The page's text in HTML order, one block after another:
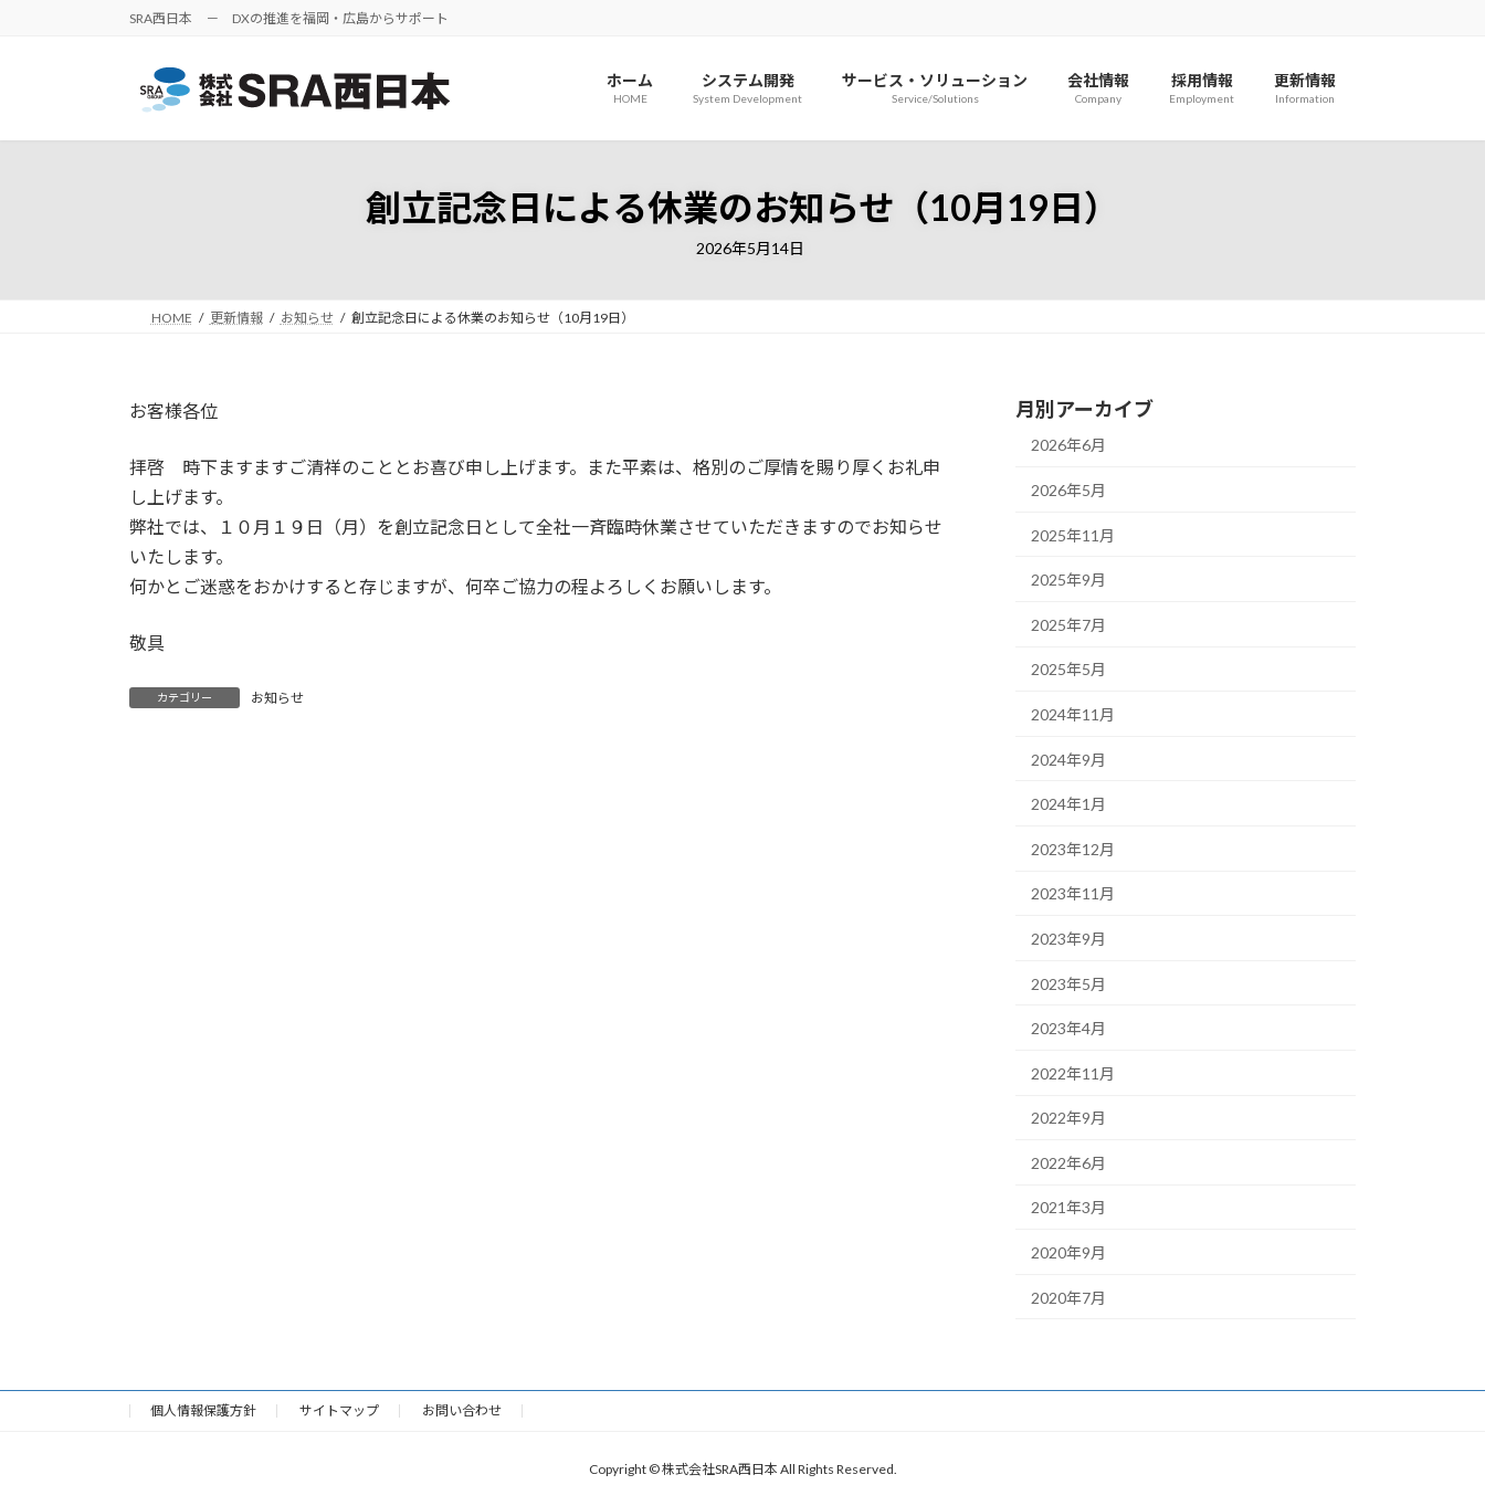
へ
ョ
SRA西日本 － DXの推進を福岡・広島からサポート
ホーム
HOME
システム開発
System Development
サービス・ソリューション
Service/Solutions
会社情報
Company
採用情報
Employment
更新情報
Information
創立記念日による休業のお知らせ（10月19日）
2026年5月14日
HOME 更新情報 お知らせ 創立記念日による休業のお知らせ（10月19日）
お客様各位
拝啓 時下ますますご清祥のこととお喜び申し上げます。また平素は、格別のご厚情を賜り厚くお礼申
し上げます。
弊社では、１０月１９日（月）を創立記念日として全社一斉臨時休業させていただきますのでお知らせ
いたします。
何かとご迷惑をおかけすると存じますが、何卒ご協力の程よろしくお願いします。
敬具
カテゴリー お知らせ
月別アーカイブ
2026年6月
2026年5月
2025年11月
2025年9月
2025年7月
2025年5月
2024年11月
2024年9月
2024年1月
2023年12月
2023年11月
2023年9月
2023年5月
2023年4月
2022年11月
2022年9月
2022年6月
2021年3月
2020年9月
2020年7月
個人情報保護方針 サイトマップ お問い合わせ
Copyright © 株式会社SRA西日本 All Rights Reserved.